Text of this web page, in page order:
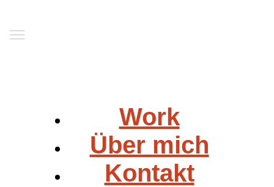
Work
Über mich
Kontakt